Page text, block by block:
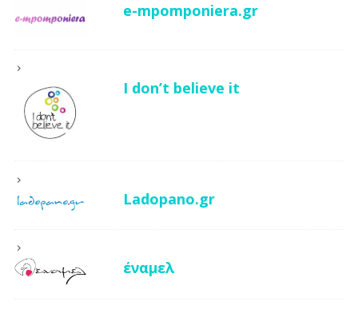
e-mpomponiera.gr
I don’t believe it
Ladopano.gr
έναμελ